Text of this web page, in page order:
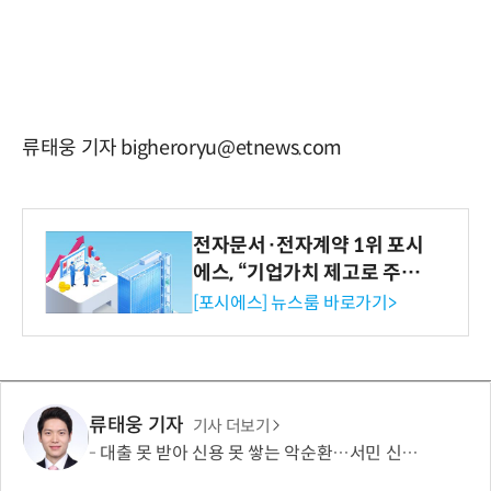
류태웅 기자 bigheroryu@etnews.com
전자문서·전자계약 1위 포시
에스, “기업가치 제고로 주주
환원 강화” 계획 공시
[포시에스] 뉴스룸 바로가기>
류태웅 기자 기사 더보기
대출 못 받아 신용 못 쌓는 악순환…서민 신용평가 사각지대 메운다